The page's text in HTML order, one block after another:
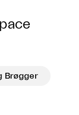
Brøgger